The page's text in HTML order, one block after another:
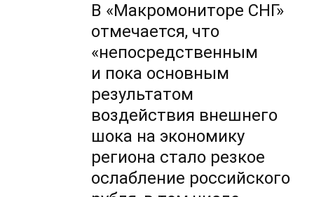
В «Макромониторе СНГ»
отмечается, что
«непосредственным
и пока основным
результатом
воздействия внешнего
шока на экономику
региона стало резкое
ослабление российского